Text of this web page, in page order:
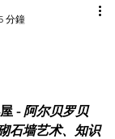
分鐘
- 阿尔贝罗贝
石墙艺术、知识